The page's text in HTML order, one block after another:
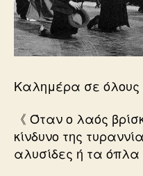
Καλημέρα σε όλους
《 Όταν ο λαός
κίνδυνο της
αλυσίδες ή τα όπλα